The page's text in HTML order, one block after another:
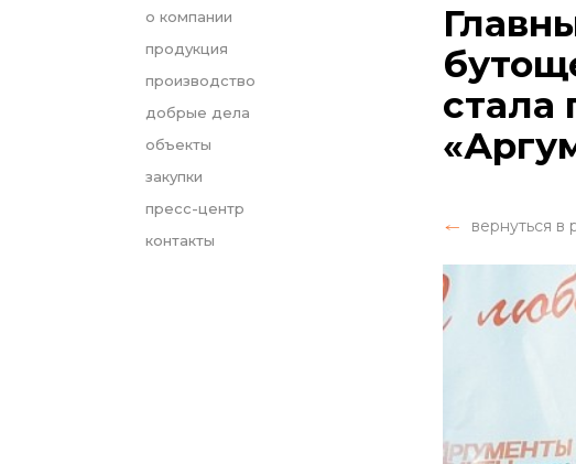
о компании
продукция
производство
добрые дела
объекты
закупки
пресс-центр
контакты
стала
вернуться в